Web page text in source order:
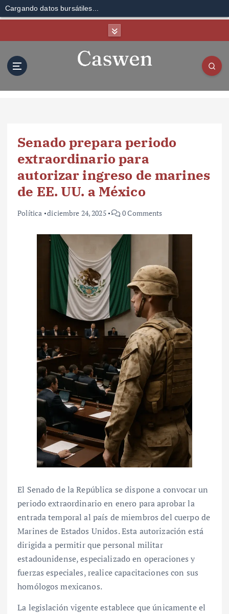
Cargando datos bursátiles...
Senado prepara periodo
extraordinario para
autorizar ingreso de marines
de EE. UU. a México
Política diciembre 24, 2025 0 Comments
El Senado de la República se dispone a convocar un
periodo extraordinario en enero para aprobar la
entrada temporal al país de miembros del cuerpo de
Marines de Estados Unidos. Esta autorización está
dirigida a permitir que personal militar
estadounidense, especializado en operaciones y
fuerzas especiales, realice capacitaciones con sus
homólogos mexicanos.
La legislación vigente establece que únicamente el